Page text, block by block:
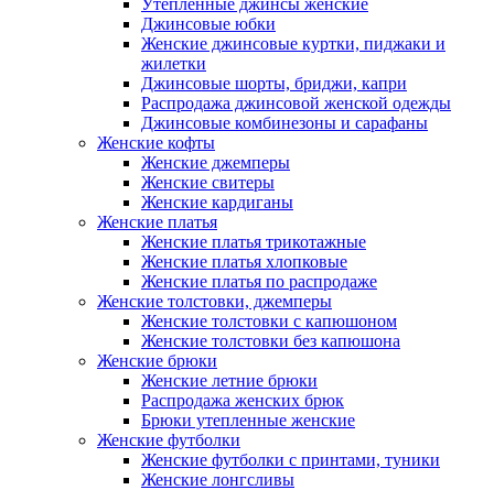
Утепленные джинсы женские
Джинсовые юбки
Женские джинсовые куртки, пиджаки и
жилетки
Джинсовые шорты, бриджи, капри
Распродажа джинсовой женской одежды
Джинсовые комбинезоны и сарафаны
Женские кофты
Женские джемперы
Женские свитеры
Женские кардиганы
Женские платья
Женские платья трикотажные
Женские платья хлопковые
Женские платья по распродаже
Женские толстовки, джемперы
Женские толстовки с капюшоном
Женские толстовки без капюшона
Женские брюки
Женские летние брюки
Распродажа женских брюк
Брюки утепленные женские
Женские футболки
Женские футболки с принтами, туники
Женские лонгсливы